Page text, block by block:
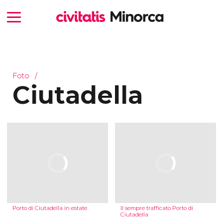
Foto
Ciutadella
Porto di Ciutadella in estate
Il sempre trafficato Porto di
Ciutadella